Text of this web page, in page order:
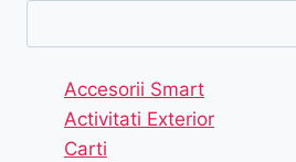
Accesorii Smart
Activitati Exterior
Carti